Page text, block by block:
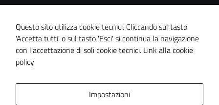
Cookie Policy
Note legali
Dichiarazione di accessibilità
Piano di miglioramento del sito
Questo sito utilizza cookie tecnici. Cliccando sul tasto
'Accetta tutti' o sul tasto 'Esci' si continua la navigazione
con l'accettazione di soli cookie tecnici. Link alla cookie
policy
Impostazioni